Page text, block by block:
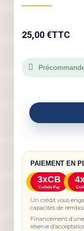
25,00 €TTC
PAIEMENT EN
3xCB
Cofidis Pay
Un crédit vous
capacités de
Financement
réserve